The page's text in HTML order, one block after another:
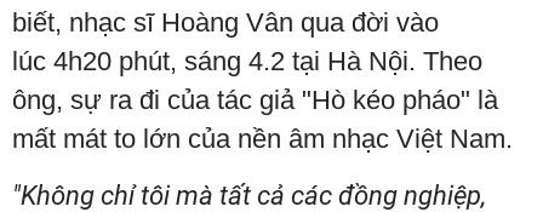
biết, nhạc sĩ Hoàng Vân qua đời vào
lúc 4h20 phút, sáng 4.2 tại Hà Nội. Theo
ông, sự ra đi của tác giả "Hò kéo pháo" là
mất mát to lớn của nền âm nhạc Việt Nam.
"Không chỉ tôi mà tất cả các đồng nghiệp,